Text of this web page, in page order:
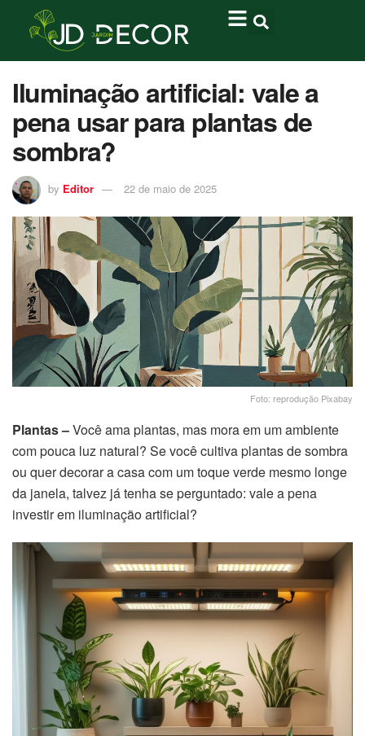
Iluminação artificial: vale a
pena usar para plantas de
sombra?
by Editor 22 de maio de 2025
Foto: reprodução Pixabay
Plantas –Você ama plantas, mas mora em um ambiente
com pouca luz natural? Se você cultiva plantas de sombra
ou quer decorar a casa com um toque verde mesmo longe
da janela, talvez já tenha se perguntado: vale a pena
investir em iluminação artificial?